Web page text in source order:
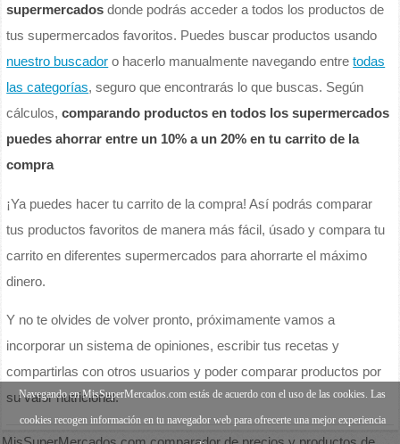
supermercados donde podrás acceder a todos los productos de
tus supermercados favoritos. Puedes buscar productos usando
nuestro buscador o hacerlo manualmente navegando entretodas
las categorías, seguro que encontrarás lo que buscas. Según
cálculos,comparando productos en todos los supermercados
puedes ahorrar entre un 10% a un 20% en tu carrito de la
compra
¡Ya puedes hacer tu carrito de la compra! Así podrás comparar
tus productos favoritos de manera más fácil, úsado y compara tu
carrito en diferentes supermercados para ahorrarte el máximo
dinero.
Y no te olvides de volver pronto, próximamente vamos a
incorporar un sistema de opiniones, escribir tus recetas y
compartirlas con otros usuarios y poder comparar productos por
su valor nutricional.
Navegando en MisSuperMercados.com estás de acuerdo con el uso de las cookies. Las
cookies recogen información en tu navegador web para ofrecerte una mejor experiencia